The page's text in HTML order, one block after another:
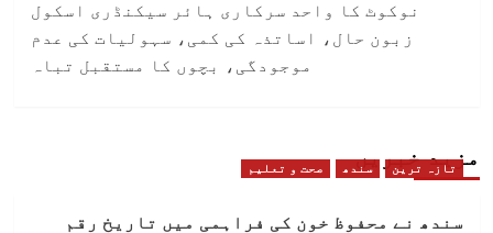
نوکوٹ کا واحد سرکاری ہائر سیکنڈری اسکول
زبون حال، اساتذہ کی کمی، سہولیات کی عدم
موجودگی، بچوں کا مستقبل تباہ
مزید خبریں
تازہ ترین سندھ صحت و تعلیم
سندھ نے محفوظ خون کی فراہمی میں تاریخ رقم